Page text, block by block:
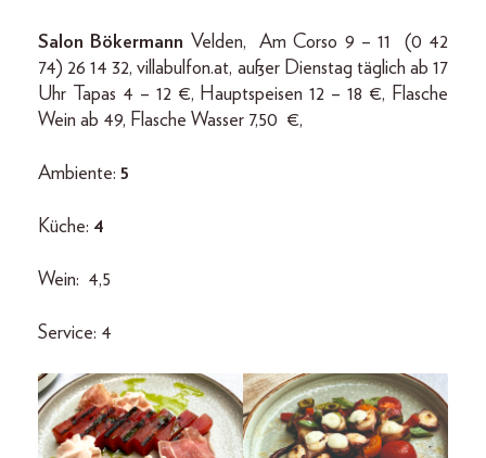
Salon Bökermann Velden, Am Corso 9 – 11 (0 42
74) 26 14 32, villabulfon.at, außer Dienstag täglich ab 17
Uhr Tapas 4 – 12 €, Hauptspeisen 12 – 18 €, Flasche
Wein ab 49, Flasche Wasser 7,50 €,
Ambiente: 5
Küche: 4
Wein: 4,5
Service: 4